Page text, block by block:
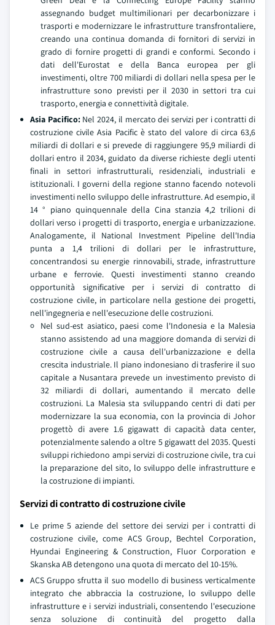
assegnando budget multimilionari per decarbonizzare i
trasporti e modernizzare le infrastrutture transfrontaliere,
creando una continua domanda di fornitori di servizi in
grado di fornire progetti di grandi e conformi. Secondo i
dati dell'Eurostat e della Banca europea per gli
investimenti, oltre 700 miliardi di dollari nella spesa per le
infrastrutture sono previsti per il 2030 in settori tra cui
trasporto, energia e connettività digitale.
Asia Pacifico:Nel 2024, il mercato dei servizi per i contratti di
costruzione civile Asia Pacific è stato del valore di circa 63,6
miliardi di dollari e si prevede di raggiungere 95,9 miliardi di
dollari entro il 2034, guidato da diverse richieste degli utenti
finali in settori infrastrutturali, residenziali, industriali e
istituzionali. I governi della regione stanno facendo notevoli
investimenti nello sviluppo delle infrastrutture. Ad esempio, il
14 ° piano quinquennale della Cina stanzia 4,2 trilioni di
dollari verso i progetti di trasporto, energia e urbanizzazione.
Analogamente, il National Investment Pipeline dell'India
punta a 1,4 trilioni di dollari per le infrastrutture,
concentrandosi su energie rinnovabili, strade, infrastrutture
urbane e ferrovie. Questi investimenti stanno creando
opportunità significative per i servizi di contratto di
costruzione civile, in particolare nella gestione dei progetti,
nell'ingegneria e nell'esecuzione delle costruzioni.
Nel sud-est asiatico, paesi come l'Indonesia e la Malesia
stanno assistendo ad una maggiore domanda di servizi di
costruzione civile a causa dell'urbanizzazione e della
crescita industriale. Il piano indonesiano di trasferire il suo
capitale a Nusantara prevede un investimento previsto di
32 miliardi di dollari, aumentando il mercato delle
costruzioni. La Malesia sta sviluppando centri di dati per
modernizzare la sua economia, con la provincia di Johor
progettò di avere 1.6 gigawatt di capacità data center,
potenzialmente salendo a oltre 5 gigawatt del 2035. Questi
sviluppi richiedono ampi servizi di costruzione civile, tra cui
la preparazione del sito, lo sviluppo delle infrastrutture e
la costruzione di impianti.
Servizi di contratto di costruzione civile
Le prime 5 aziende del settore dei servizi per i contratti di
costruzione civile, come ACS Group, Bechtel Corporation,
Hyundai Engineering & Construction, Fluor Corporation e
Skanska AB detengono una quota di mercato del 10-15%.
ACS Gruppo sfrutta il suo modello di business verticalmente
integrato che abbraccia la costruzione, lo sviluppo delle
infrastrutture e i servizi industriali, consentendo l'esecuzione
senza soluzione di continuità del progetto dalla